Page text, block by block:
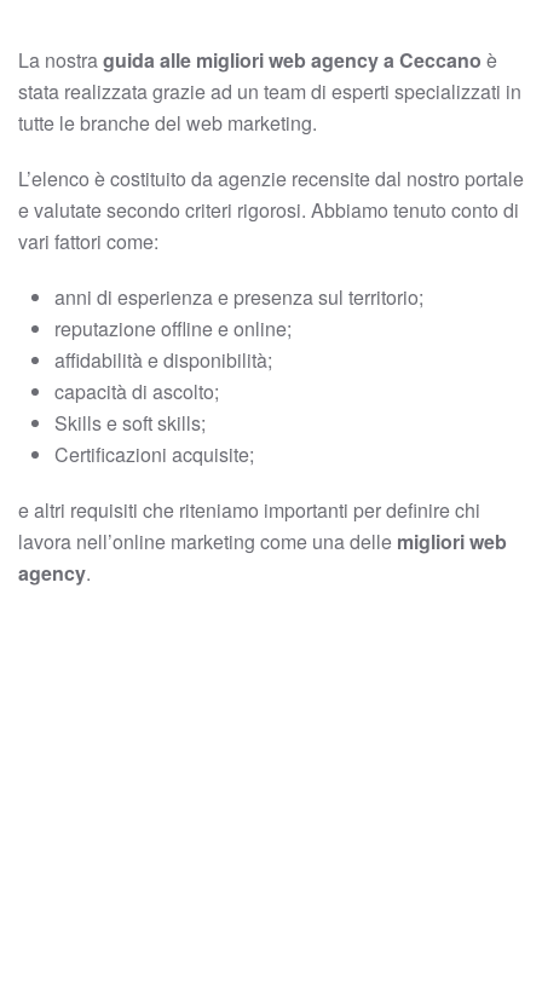
La nostraguida alle migliori web agency a Ceccano è
stata realizzata grazie ad un team di esperti specializzati in
tutte le branche del web marketing.
L’elenco è costituito da agenzie recensite dal nostro portale
e valutate secondo criteri rigorosi. Abbiamo tenuto conto di
vari fattori come:
anni di esperienza e presenza sul territorio;
reputazione offline e online;
affidabilità e disponibilità;
capacità di ascolto;
Skills e soft skills;
Certificazioni acquisite;
e altri requisiti che riteniamo importanti per definire chi
lavora nell’online marketing come una delle migliori web
agency.